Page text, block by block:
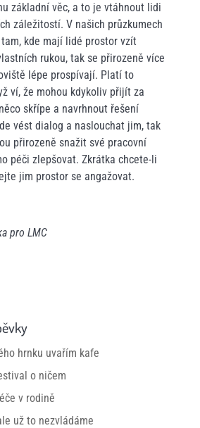
základní věc, a to je vtáhnout lidi
záležitostí. V našich průzkumech
kde mají lidé prostor vzít
rukou, tak se přirozeně více
lépe prospívají. Platí to
ví, že mohou kdykoliv přijít za
skřípe a navrhnout řešení
vést dialog a naslouchat jim, tak
přirozeně snažit své pracovní
péči zlepšovat. Zkrátka chcete-li
jim prostor se angažovat.
pro LMC
hrnku uvařím kafe
o ničem
v rodině
už to nezvládáme